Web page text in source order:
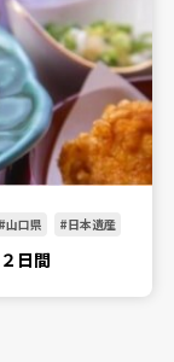
山口県 日本遺産
日間